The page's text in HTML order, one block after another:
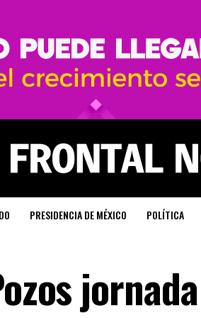
PRESIDENCIA DE MÉXICO POLÍTICA